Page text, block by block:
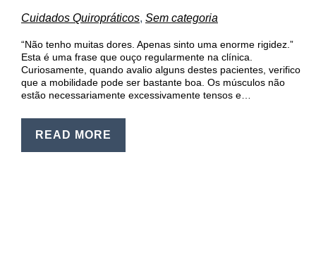
EN
Cuidados Quiropráticos, Sem categoria
“Não tenho muitas dores. Apenas sinto uma enorme rigidez.”
Esta é uma frase que ouço regularmente na clínica.
Curiosamente, quando avalio alguns destes pacientes, verifico
que a mobilidade pode ser bastante boa. Os músculos não
estão necessariamente excessivamente tensos e…
READ MORE